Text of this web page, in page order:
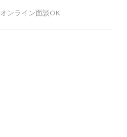
オンライン面談OK